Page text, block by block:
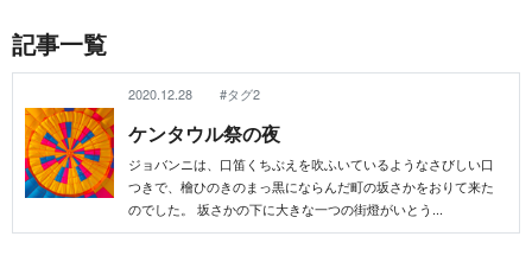
記 事 一 覧
2020.12.28 #タグ2
ケンタウ ル 祭 の 夜
ジョバンニは、口笛くちぶえを吹ふいているようなさびしい口
つきで、檜ひのきのまっ黒にならんだ町の坂さかをおりて来た
のでした。 坂さかの下に大きな一つの街燈がいと う . . .